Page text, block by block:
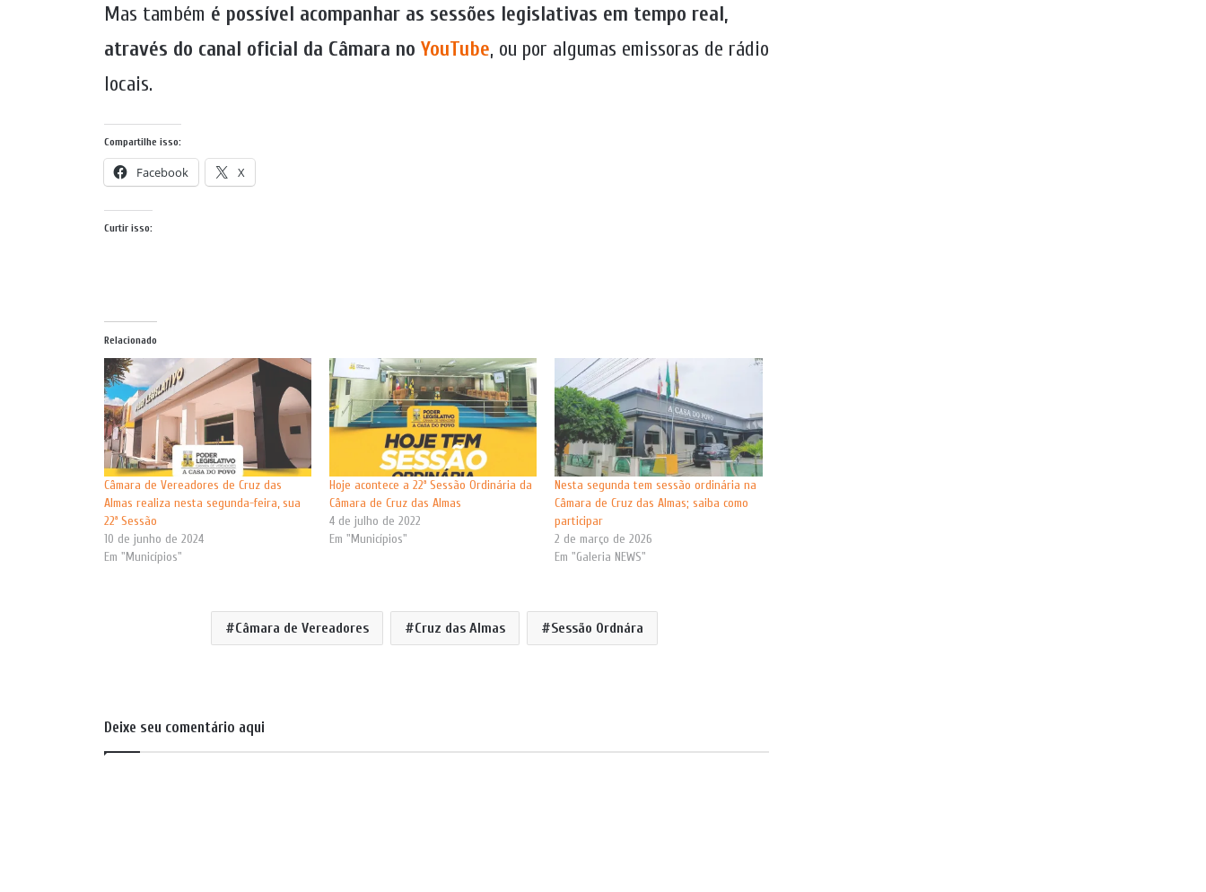
Mas também é possível acompanhar as sessões legislativas em tempo real,
através do canal oficial da Câmara no YouTube, ou por algumas emissoras de rádio
locais.
Compartilhe isso:
Facebook X
Curtir isso:
Relacionado
Câmara de Vereadores de Cruz das
Almas realiza nesta segunda-feira, sua
22ª Sessão
10 de junho de 2024
Em "Municípios"
Hoje acontece a 22ª Sessão Ordinária da
Câmara de Cruz das Almas
4 de julho de 2022
Em "Municípios"
Nesta segunda tem sessão ordinária na
Câmara de Cruz das Almas; saiba como
participar
2 de março de 2026
Em "Galeria NEWS"
Câmara de Vereadores Cruz das Almas Sessão Ordnára
Deixe seu comentário aqui